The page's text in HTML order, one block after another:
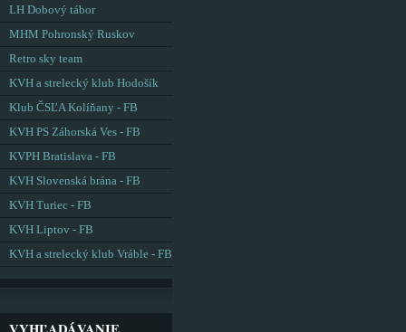
LH Dobový tábor
MHM Pohronský Ruskov
Retro sky team
KVH a strelecký klub Hodošík
Klub ČSĽA Kolíňany - FB
KVH PS Záhorská Ves - FB
KVPH Bratislava - FB
KVH Slovenská brána - FB
KVH Turiec - FB
KVH Liptov - FB
KVH a strelecký klub Vráble - FB